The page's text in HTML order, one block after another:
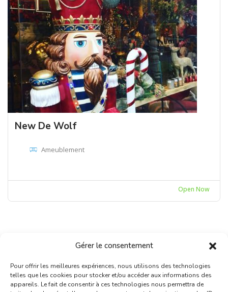
Gérer le consentement
Pour offrir les meilleures expériences, nous utilisons des technologies
telles que les cookies pour stocker et/ou accéder aux informations des
appareils. Le fait de consentir à ces technologies nous permettra de
New De Wolf
Ameublement
Open Now